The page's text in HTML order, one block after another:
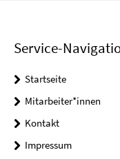
Service-
Startseite
Mitarbeiter*innen
Kontakt
Impressum